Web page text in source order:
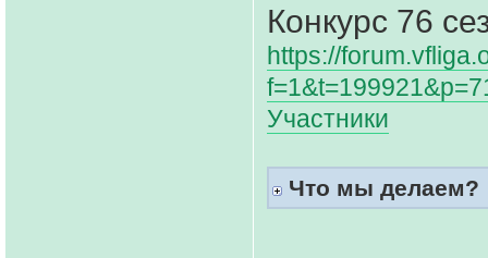
Конкурс 76
https://
Участники
Что мы делаем?